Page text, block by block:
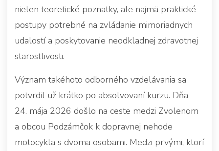
nielen teoretické poznatky, ale najmä praktické
postupy potrebné na zvládanie mimoriadnych
udalostí a poskytovanie neodkladnej zdravotnej
starostlivosti.
Význam takéhoto odborného vzdelávania sa
potvrdil už krátko po absolvovaní kurzu. Dňa
24. mája 2026 došlo na ceste medzi Zvolenom
a obcou Podzámčok k dopravnej nehode
motocykla s dvoma osobami. Medzi prvými, ktorí